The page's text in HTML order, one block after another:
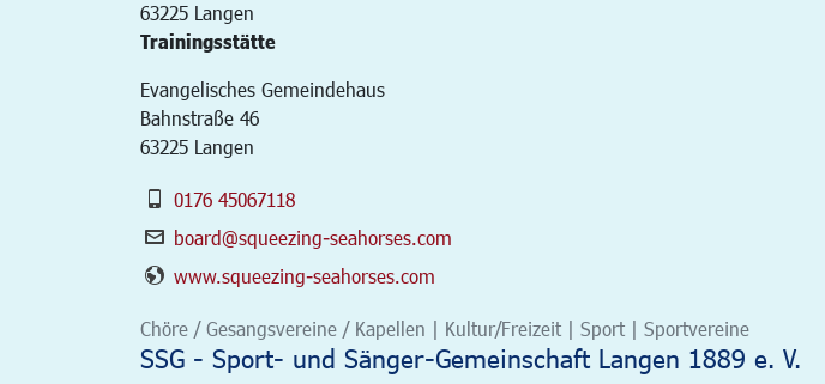
63225 Langen
Trainingsstätte
Evangelisches Gemeindehaus
Bahnstraße 46
63225 Langen
0176 45067118
board@squeezing-seahorses.com
www.squeezing-seahorses.com
Chöre / Gesangsvereine / Kapellen | Kultur/Freizeit | Sport | Sportvereine
SSG - Sport- und Sänger-Gemeinschaft Langen 1889 e. V.